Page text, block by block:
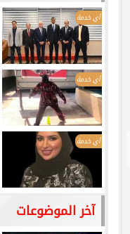
أي خدمة
أي خدمة
أي خدمة
آخر الموضوعات